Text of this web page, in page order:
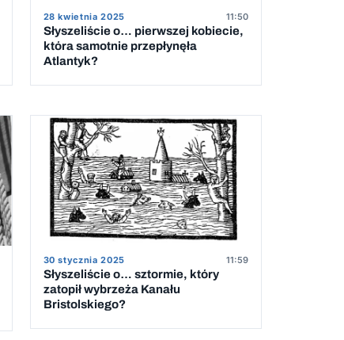
28 kwietnia 2025 11:50
Słyszeliście o… pierwszej kobiecie,
która samotnie przepłynęła
Atlantyk?
30 stycznia 2025 11:59
Słyszeliście o… sztormie, który
zatopił wybrzeża Kanału
Bristolskiego?